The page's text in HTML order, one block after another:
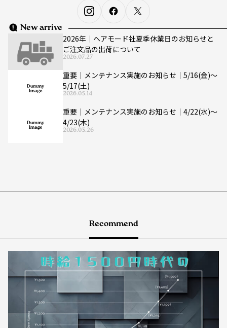
New arrive
2026年｜ヘアモード社夏季休業日のお知らせと
ご注文品の出荷について
2026.07.27
重要｜メンテナンス実施のお知らせ｜5/16(金)〜
5/17(土)
2026.05.14
重要｜メンテナンス実施のお知らせ｜4/22(水)〜
4/23(木)
2026.03.26
Recommend